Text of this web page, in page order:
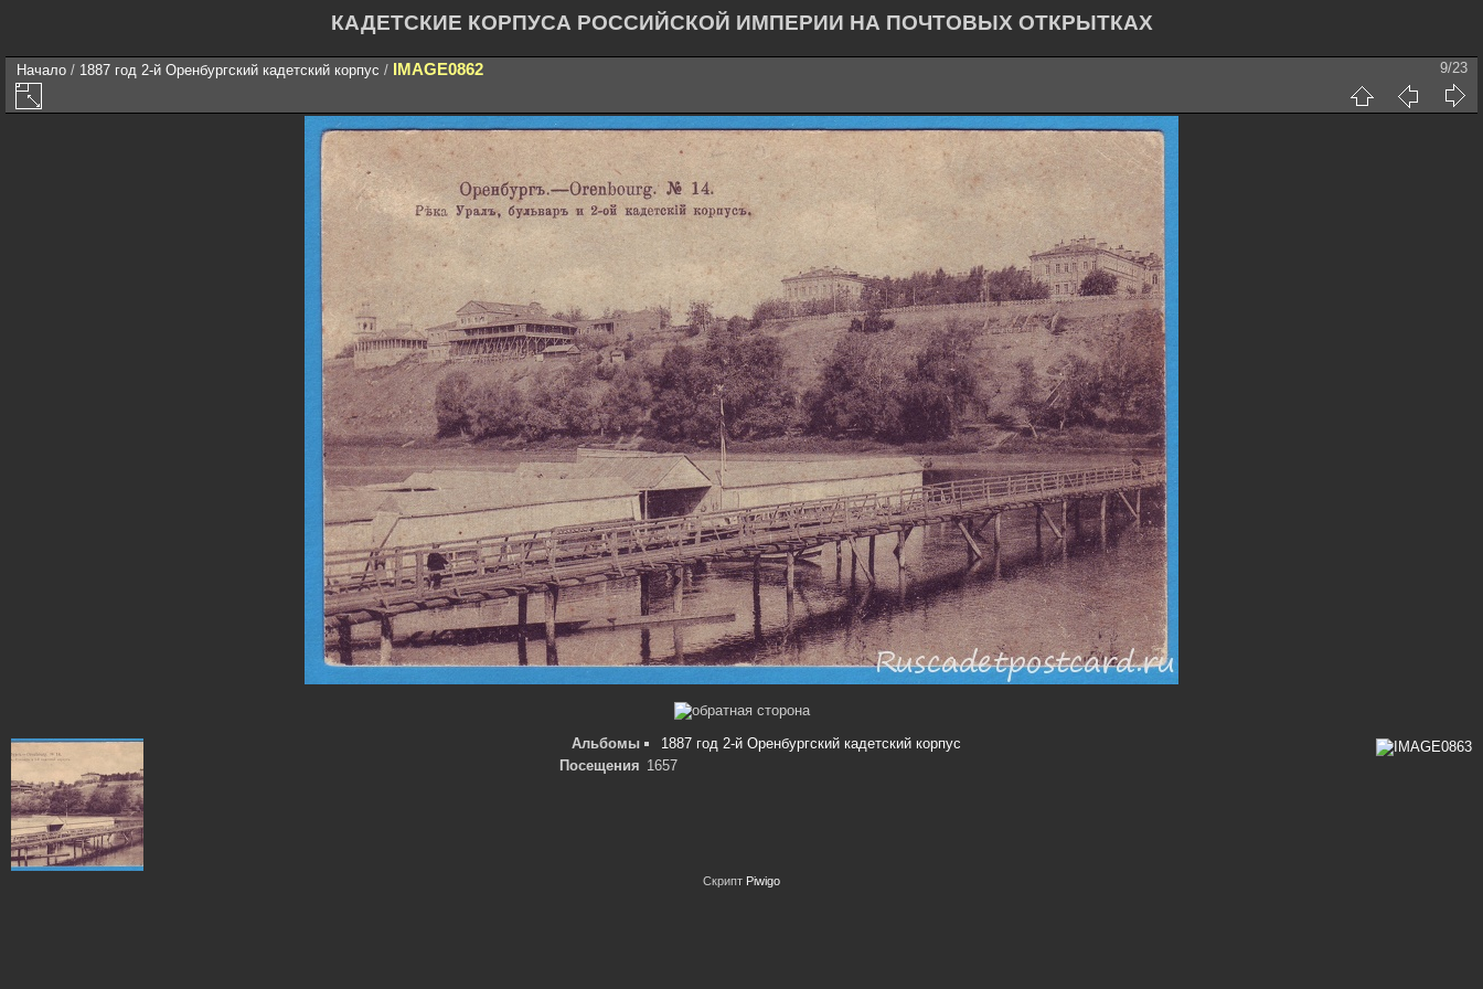
КАДЕТСКИЕ КОРПУСА РОССИЙСКОЙ ИМПЕРИИ НА ПОЧТОВЫХ ОТКРЫТКАХ
Начало / 1887 год 2-й Оренбургский кадетский корпус / IMAGE0862 9/23
Альбомы
1887 год 2-й Оренбургский кадетский корпус
Посещения 1657
Скрипт Piwigo